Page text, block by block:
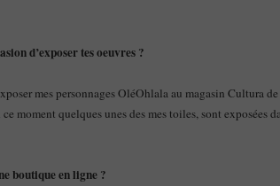
d’exposer tes oeuvres ?
mes personnages OléOhlala au magasin Cultura
ce moment quelques unes des mes toiles, sont
boutique en ligne ?